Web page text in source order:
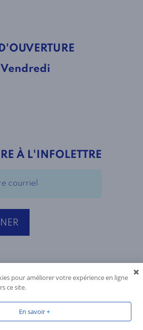
Vendredi
À L'INFOLETTRE
pour améliorer votre expérience en ligne
ce site.
En savoir +